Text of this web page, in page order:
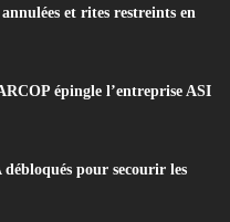
et rites restreints en
épingle l’entreprise ASI
pour secourir les